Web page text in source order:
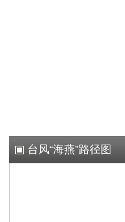
台风“海燕”路径图